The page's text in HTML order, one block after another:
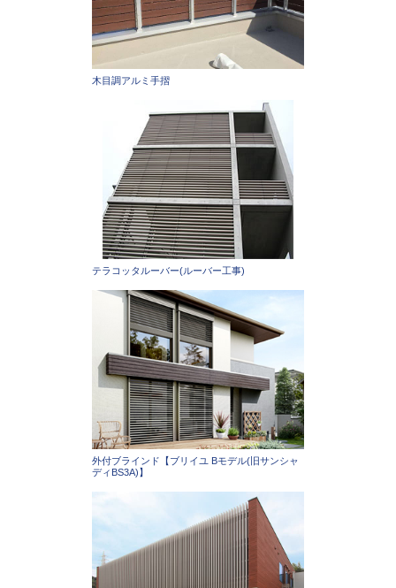
木目調アルミ手摺
テラコッタルーバー(ルーバー工事)
外付ブラインド【ブリイユ Bモデル(旧サンシャ
ディBS3A)】